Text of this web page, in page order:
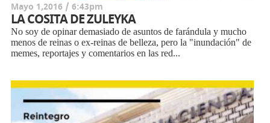
Mayo 1,2016 / 6:43pm
LA COSITA DE ZULEYKA
No soy de opinar demasiado de asuntos de farándula y mucho
menos de reinas o ex-reinas de belleza, pero la "inundación" de
memes, reportajes y comentarios en las red...